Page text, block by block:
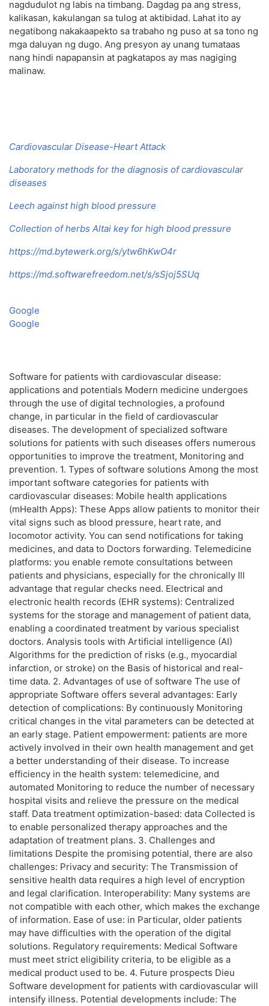
nagdudulot ng labis na timbang. Dagdag pa ang stress,
kalikasan, kakulangan sa tulog at aktibidad. Lahat ito ay
negatibong nakakaapekto sa trabaho ng puso at sa tono ng
mga daluyan ng dugo. Ang presyon ay unang tumataas
nang hindi napapansin at pagkatapos ay mas nagiging
malinaw.
Cardiovascular Disease-Heart Attack
Laboratory methods for the diagnosis of cardiovascular
diseases
Leech against high blood pressure
Collection of herbs Altai key for high blood pressure
https://md.bytewerk.org/s/ytw6hKwO4r
https://md.softwarefreedom.net/s/sSjoj5SUq
Google
Google
Software for patients with cardiovascular disease:
applications and potentials Modern medicine undergoes
through the use of digital technologies, a profound
change, in particular in the field of cardiovascular
diseases. The development of specialized software
solutions for patients with such diseases offers numerous
opportunities to improve the treatment, Monitoring and
prevention. 1. Types of software solutions Among the most
important software categories for patients with
cardiovascular diseases: Mobile health applications
(mHealth Apps): These Apps allow patients to monitor their
vital signs such as blood pressure, heart rate, and
locomotor activity. You can send notifications for taking
medicines, and data to Doctors forwarding. Telemedicine
platforms: you enable remote consultations between
patients and physicians, especially for the chronically Ill
advantage that regular checks need. Electrical and
electronic health records (EHR systems): Centralized
systems for the storage and management of patient data,
enabling a coordinated treatment by various specialist
doctors. Analysis tools with Artificial intelligence (AI)
Algorithms for the prediction of risks (e.g., myocardial
infarction, or stroke) on the Basis of historical and real-
time data. 2. Advantages of use of software The use of
appropriate Software offers several advantages: Early
detection of complications: By continuously Monitoring
critical changes in the vital parameters can be detected at
an early stage. Patient empowerment: patients are more
actively involved in their own health management and get
a better understanding of their disease. To increase
efficiency in the health system: telemedicine, and
automated Monitoring to reduce the number of necessary
hospital visits and relieve the pressure on the medical
staff. Data treatment optimization-based: data Collected is
to enable personalized therapy approaches and the
adaptation of treatment plans. 3. Challenges and
limitations Despite the promising potential, there are also
challenges: Privacy and security: The Transmission of
sensitive health data requires a high level of encryption
and legal clarification. Interoperability: Many systems are
not compatible with each other, which makes the exchange
of information. Ease of use: in Particular, older patients
may have difficulties with the operation of the digital
solutions. Regulatory requirements: Medical Software
must meet strict eligibility criteria, to be eligible as a
medical product used to be. 4. Future prospects Dieu
Software development for patients with cardiovascular will
intensify illness. Potential developments include: The